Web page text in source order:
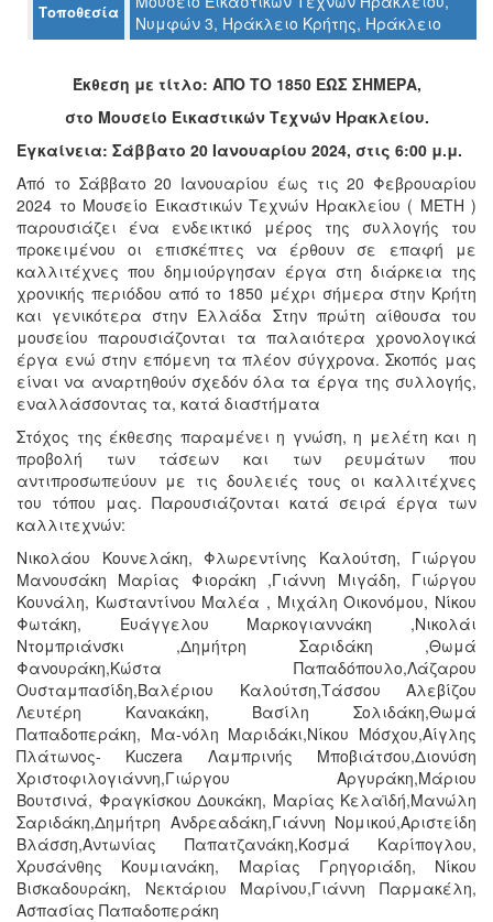
ΤΟΠΟΣ
ΠΟΛΙΤΙΣΜΟΣ
ΑΝΘΕΚΤΙΚΗ
ΠΟΛΗ
Τοποθεσία
Νυμφών 3, Ηράκλειο Κρήτης, Ηράκλειο
Έκθεση με τίτλο: ΑΠΟ ΤΟ 1850 ΕΩΣ ΣΗΜΕΡΑ,
στο Μουσείο Εικαστικών Τεχνών Ηρακλείου.
Εγκαίνεια: Σάββατο 20 Ιανουαρίου 2024, στις 6:00 μ.μ.
Από το Σάββατο 20 Ιανουαρίου έως τις 20 Φεβρουαρίου
2024 το Μουσείο Εικαστικών Τεχνών Ηρακλείου ( ΜΕΤΗ )
παρουσιάζει ένα ενδεικτικό μέρος της συλλογής του
προκειμένου οι επισκέπτες να έρθουν σε επαφή με
καλλιτέχνες που δημιούργησαν έργα στη διάρκεια της
χρονικής περιόδου από το 1850 μέχρι σήμερα στην Κρήτη
και γενικότερα στην Ελλάδα Στην πρώτη αίθουσα του
μουσείου παρουσιάζονται τα παλαιότερα χρονολογικά
έργα ενώ στην επόμενη τα πλέον σύγχρονα. Σκοπός μας
είναι να αναρτηθούν σχεδόν όλα τα έργα της συλλογής,
εναλλάσσοντας τα, κατά διαστήματα
Στόχος της έκθεσης παραμένει η γνώση, η μελέτη και η
προβολή των τάσεων και των ρευμάτων που
αντιπροσωπεύουν με τις δουλειές τους οι καλλιτέχνες
του τόπου μας. Παρουσιάζονται κατά σειρά έργα των
καλλιτεχνών:
Νικολάου Κουνελάκη, Φλωρεντίνης Καλούτση, Γιώργου
Μανουσάκη Μαρίας Φιοράκη ,Γιάννη Μιγάδη, Γιώργου
Κουνάλη, Κωσταντίνου Μαλέα , Μιχάλη Οικονόμου, Νίκου
Φωτάκη, Ευάγγελου Μαρκογιαννάκη ,Νικολάι
Ντομπριάνσκι ,Δημήτρη Σαριδάκη ,Θωμά
Φανουράκη,Κώστα Παπαδόπουλο,Λάζαρου
Ουσταμπασίδη,Βαλέριου Καλούτση,Τάσσου Αλεβίζου
Λευτέρη Κανακάκη, Βασίλη Σολιδάκη,Θωμά
Παπαδοπεράκη, Μα-νόλη Μαριδάκι,Νίκου Μόσχου,Αίγλης
Πλάτωνος- Kuczera Λαμπρινής Μποβιάτσου,Διονύση
Χριστοφιλογιάννη,Γιώργου Αργυράκη,Μάριου
Βουτσινά, Φραγκίσκου Δουκάκη, Μαρίας Κελαϊδή,Μανώλη
Σαριδάκη,Δημήτρη Ανδρεαδάκη,Γιάννη Νομικού,Αριστείδη
Βλάσση,Αντωνίας Παπατζανάκη,Κοσμά Καρίπογλου,
Χρυσάνθης Κουμιανάκη, Μαρίας Γρηγοριάδη, Νίκου
Βισκαδουράκη, Νεκτάριου Μαρίνου,Γιάννη Παρμακέλη,
Ασπασίας Παπαδοπεράκη